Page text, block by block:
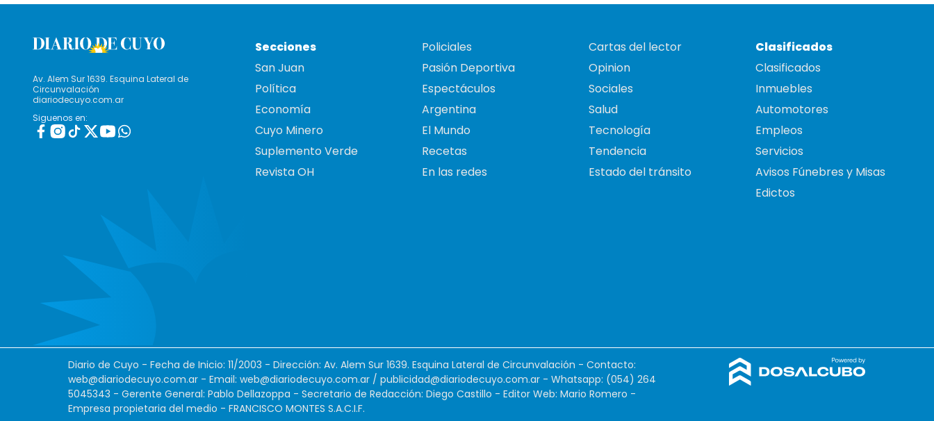
Av. Alem Sur 1639. Esquina Lateral de
Circunvalación
diariodecuyo.com.ar
Siguenos en:
Secciones
San Juan
Política
Economía
Cuyo Minero
Suplemento Verde
Revista OH
Policiales
Pasión Deportiva
Espectáculos
Argentina
El Mundo
Recetas
En las redes
Cartas del lector
Opinion
Sociales
Salud
Tecnología
Tendencia
Estado del tránsito
Clasificados
Clasificados
Inmuebles
Automotores
Empleos
Servicios
Avisos Fúnebres y Misas
Edictos
Diario de Cuyo - Fecha de Inicio: 11/2003 - Dirección: Av. Alem Sur 1639. Esquina Lateral de Circunvalación - Contacto:
web@diariodecuyo.com.ar - Email: web@diariodecuyo.com.ar / publicidad@diariodecuyo.com.ar - Whatsapp: (054) 264
5045343 - Gerente General: Pablo Dellazoppa - Secretario de Redacción: Diego Castillo - Editor Web: Mario Romero -
Empresa propietaria del medio - FRANCISCO MONTES S.A.C.I.F.